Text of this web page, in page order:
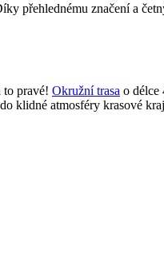
přehlednému značení a
to pravé! Okružní trasa o délce
klidné atmosféry krasové